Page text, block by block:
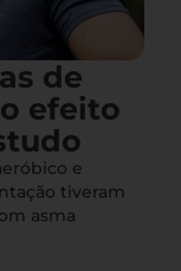
de
efeito
e
tiveram
asma